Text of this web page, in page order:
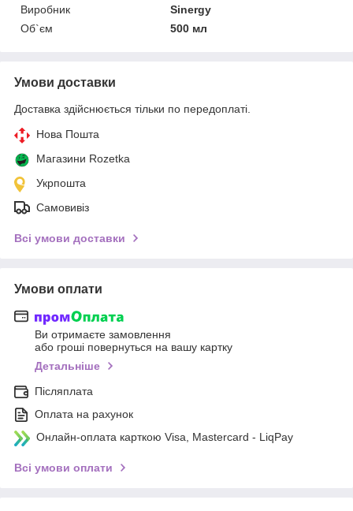
Виробник
Sinergy
Об`єм
500 мл
Умови доставки
Доставка здійснюється тільки по передоплаті.
Нова Пошта
Магазини Rozetka
Укрпошта
Самовивіз
Всі умови доставки
Умови оплати
Ви отримаєте замовлення
або гроші повернуться на вашу картку
Детальніше
Післяплата
Оплата на рахунок
Онлайн-оплата карткою Visa, Mastercard - LiqPay
Всі умови оплати